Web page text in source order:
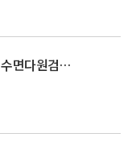
[수면다원검사 정도관리위원회] 수면다원검사 교육이수자에 대한 자격 갱신 변경 관련 안내